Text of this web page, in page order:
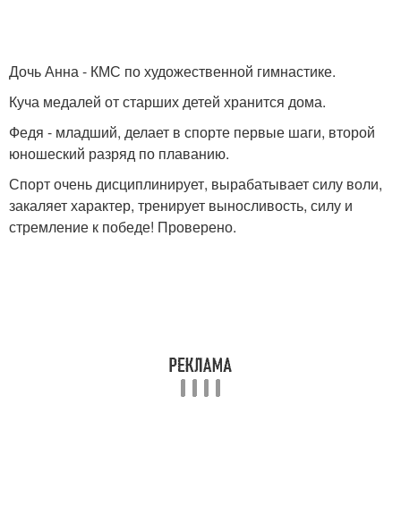
Дочь Анна - КМС по художественной гимнастике.
Куча медалей от старших детей хранится дома.
Федя - младший, делает в спорте первые шаги, второй
юношеский разряд по плаванию.
Спорт очень дисциплинирует, вырабатывает силу воли,
закаляет характер, тренирует выносливость, силу и
стремление к победе! Проверено.